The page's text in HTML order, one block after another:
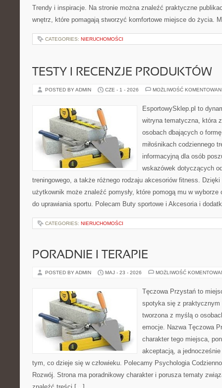
Trendy i inspiracje. Na stronie można znaleźć praktyczne
wnętrz, które pomagają stworzyć komfortowe miejsce do życia.
CATEGORIES: NIERUCHOMOŚCI
TESTY I RECENZJE PRODUKTÓW
POSTED BY ADMIN CZE - 1 - 2026 MOŻLIWOŚĆ
EsportowySklep.pl to
witryna tematyczna, która
osobach dbających o
miłośnikach codziennego
informacyjną dla osób
wskazówek dotyczących
treningowego, a także różnego rodzaju akcesoriów fitness.
użytkownik może znaleźć pomysły, które pomogą mu w wyborze
do uprawiania sportu. Polecam Buty sportowe i Akcesoria i
CATEGORIES: NIERUCHOMOŚCI
PORADNIE I TERAPIE
POSTED BY ADMIN MAJ - 23 - 2026 MOŻLIWOŚĆ
Tęczowa Przystań to
spotyka się z praktycznym
tworzona z myślą o
emocje. Nazwa Tęczowa
charakter tego miejsca,
akceptacją, a
tym, co dzieje się w człowieku. Polecamy Psychologia
Rozwój. Strona ma poradnikowy charakter i porusza tematy